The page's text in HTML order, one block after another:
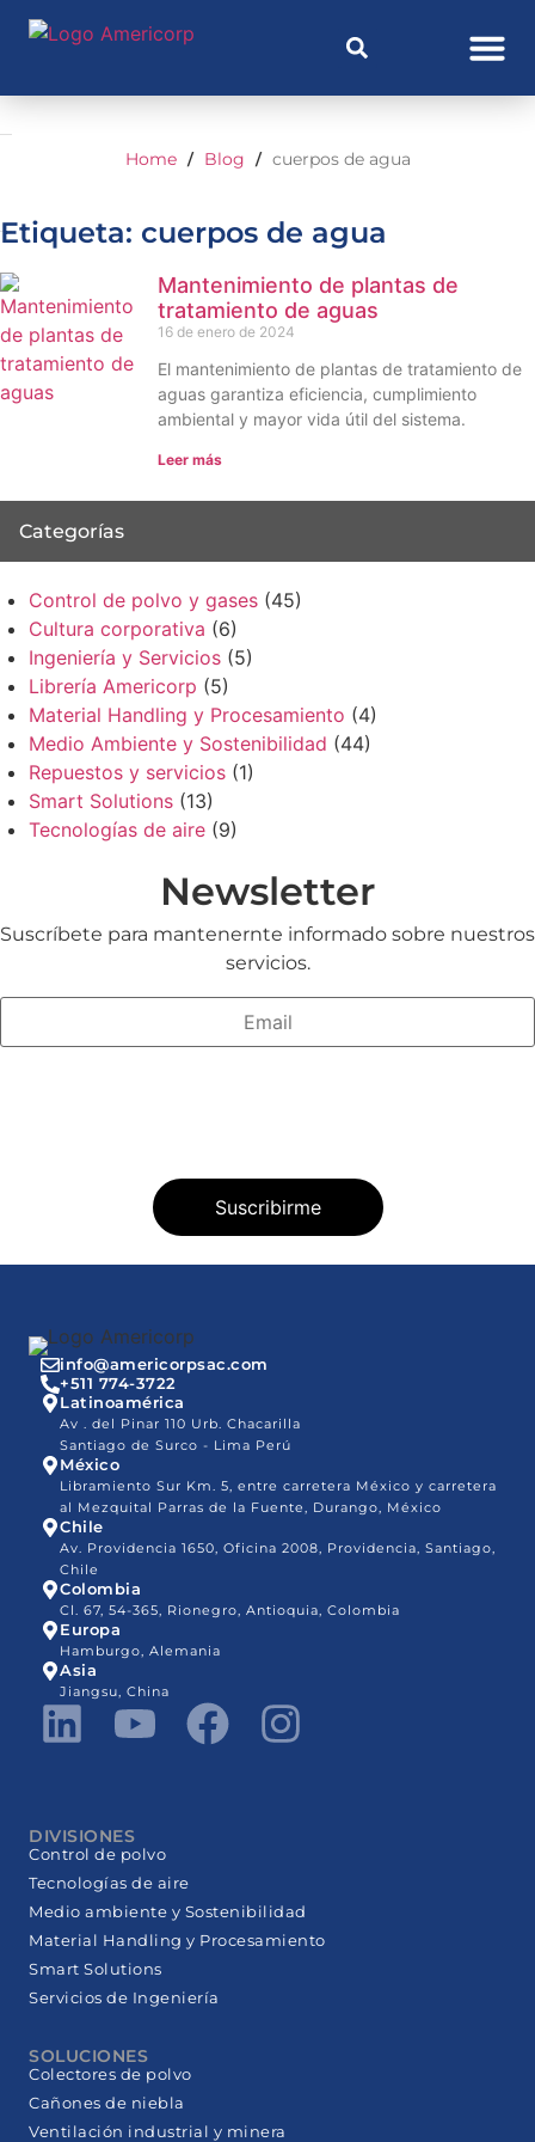
Home / Blog / cuerpos de agua
Etiqueta: cuerpos de agua
Mantenimiento de plantas de
tratamiento de aguas
16 de enero de 2024
El mantenimiento de plantas de tratamiento de
aguas garantiza eficiencia, cumplimiento
ambiental y mayor vida útil del sistema.
Leer más
Categorías
Control de polvo y gases (45)
Cultura corporativa (6)
Ingeniería y Servicios (5)
Librería Americorp (5)
Material Handling y Procesamiento (4)
Medio Ambiente y Sostenibilidad (44)
Repuestos y servicios (1)
Smart Solutions (13)
Tecnologías de aire (9)
Newsletter
Suscríbete para mantenernte informado sobre nuestros
servicios.
info@americorpsac.com
+511 774-3722
Latinoamérica
Av . del Pinar 110 Urb. Chacarilla
Santiago de Surco - Lima Perú
México
Libramiento Sur Km. 5, entre carretera México y carretera
al Mezquital Parras de la Fuente, Durango, México
Chile
Av. Providencia 1650, Oficina 2008, Providencia, Santiago,
Chile
Colombia
Cl. 67, 54-365, Rionegro, Antioquia, Colombia
Europa
Hamburgo, Alemania
Asia
Jiangsu, China
DIVISIONES
Control de polvo
Tecnologías de aire
Medio ambiente y Sostenibilidad
Material Handling y Procesamiento
Smart Solutions
Servicios de Ingeniería
SOLUCIONES
Colectores de polvo
Cañones de niebla
Ventilación industrial y minera